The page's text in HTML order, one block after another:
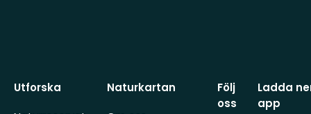
Utforska
Naturkartan
Följ
oss
Ladda
app